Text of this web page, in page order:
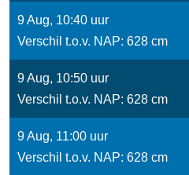
9 Aug, 10:40 uur
Verschil t.o.v. NAP: 628 cm
9 Aug, 10:50 uur
Verschil t.o.v. NAP: 628 cm
9 Aug, 11:00 uur
Verschil t.o.v. NAP: 628 cm